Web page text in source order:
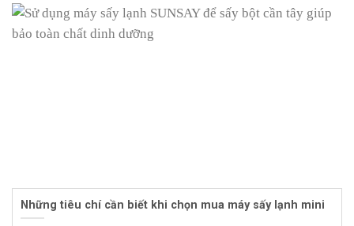
Những tiêu chí cần biết khi chọn mua máy sấy lạnh mini